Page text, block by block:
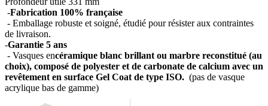
-Fabrication 100% française
- Emballage robuste et soigné, étudié pour résister aux contraintes
de livraison.
-Garantie 5 ans
- Vasques encéramique blanc brillant ou marbre reconstitué (au
choix), composé de polyester et de carbonate de calcium avec un
revêtement en surface Gel Coat de type ISO. (pas de vasque
acrylique bas de gamme)